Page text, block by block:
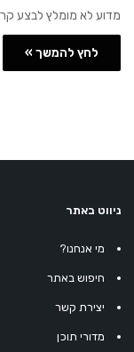
מדוע לא מומלץ לבצע
לחץ להמשך »
ניווט באתר
מי אנחנו?
חיפוש באתר
יצירת קשר
מדורי תוכן